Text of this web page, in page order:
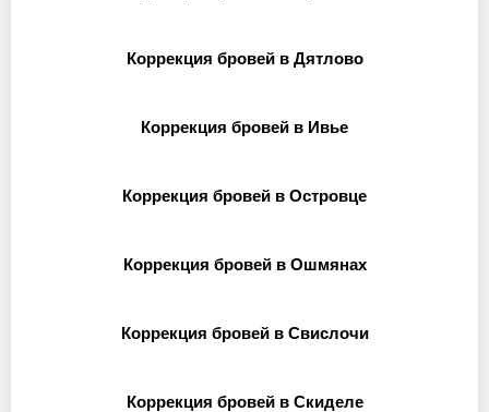
Коррекция бровей в Дятлово
Коррекция бровей в Ивье
Коррекция бровей в Островце
Коррекция бровей в Ошмянах
Коррекция бровей в Свислочи
Коррекция бровей в Скиделе